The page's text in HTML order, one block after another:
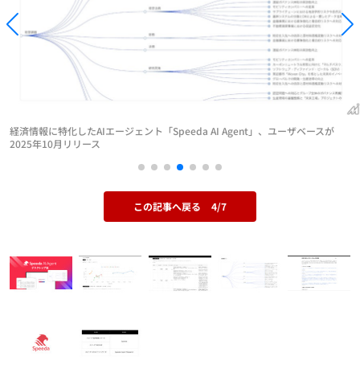
経済情報に特化したAIエージェント「Speeda AI Agent」、ユーザベースが
2025年10月リリース
この記事へ戻る 4/7